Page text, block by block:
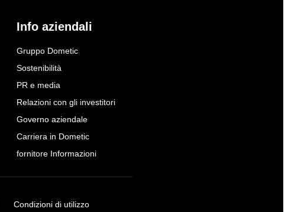
Info aziendali
Gruppo Dometic
Sostenibilità
PR e media
Relazioni con gli investitori
Governo aziendale
Carriera in Dometic
fornitore Informazioni
Condizioni di utilizzo